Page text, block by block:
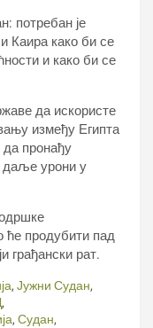
потребан је
Каира како би се
и како би се
да искористе
између Египта
да пронађу
даље урони у
ће продубити пад
грађански рат.
, Јужни Судан,
,
, Судан,